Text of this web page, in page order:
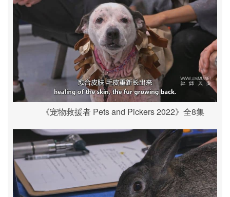
《宠物救援者 Pets and Pickers 2022》全8集